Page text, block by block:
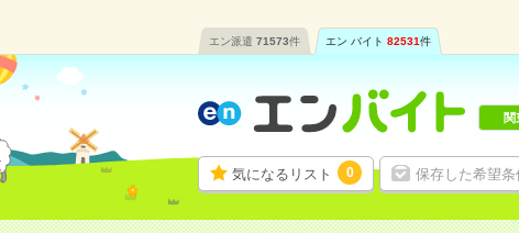
エン派遣 71573件 エン バイト 82531件
気になるリスト 0 保存した希望条
関